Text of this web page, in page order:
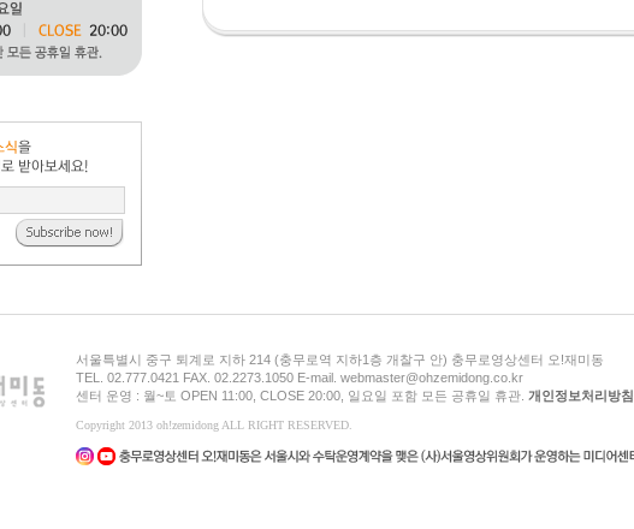
서울특별시 중구 퇴계로 지하 214 (충무로역 지하1층 개찰구 안) 충무로영상센터 오!재미동
TEL. 02.777.0421 FAX. 02.2273.1050 E-mail. webmaster@ohzemidong.co.kr
센터 운영 : 월~토 OPEN 11:00, CLOSE 20:00, 일요일 포함 모든 공휴일 휴관. 개인정보처리방침
Copyright 2013 oh!zemidong ALL RIGHT RESERVED.